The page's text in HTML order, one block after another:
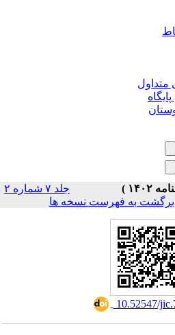
جلد ۷ شماره ۲
فهرست نسخه ها